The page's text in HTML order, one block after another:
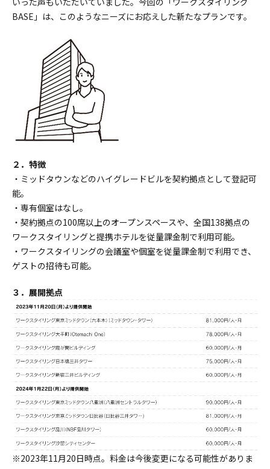
BASE」は、このようなニーズにお応えした新たなプランです。
２．特徴
・ミッドタウンなどのハイグレードビルを契約拠点として登記可
能。
・専有個室はなし。
・契約拠点の100席以上のオープンスペースや、全国138拠点の
ワークスタイリングと提携ホテルを従量課金制で利用可能。
・ワークスタイリングの会議室や個室を従量課金制で利用でき、
ゲストの招待も可能。
３．展開拠点
※2023年11月20日時点。料金は今後変更になる可能性がありま